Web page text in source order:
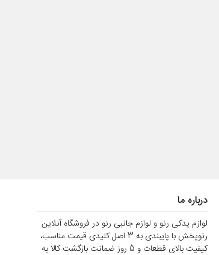
درباره ما
لوازم یدکی رنو و لوازم جانبی رنو در فروشگاه آنلاین
رنوپخش با پایبندی به 3 اصل کلیدی قیمت مناسب،
کیفیت بالای قطعات و 5 روز ضمانت بازگشت کالا به